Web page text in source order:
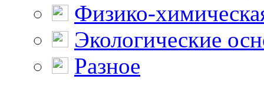
Физико-
Экологические
Разное